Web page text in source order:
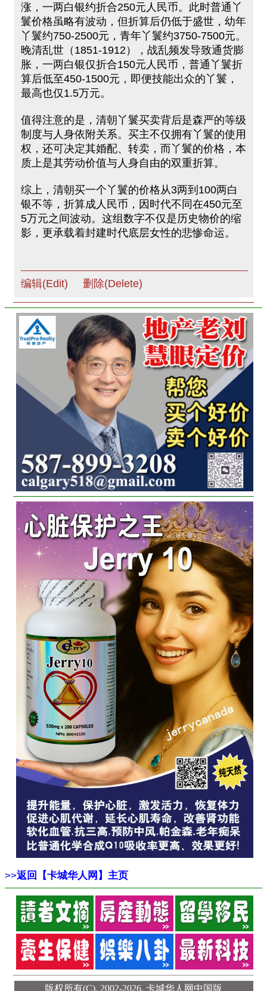
涨，一两白银约折合250元人民币。此时普通丫
鬟价格虽略有波动，但折算后仍低于盛世，幼年
丫鬟约750-2500元，青年丫鬟约3750-7500元。
晚清乱世（1851-1912），战乱频发导致通货膨
胀，一两白银仅折合150元人民币，普通丫鬟折
算后低至450-1500元，即便技能出众的丫鬟，
最高也仅1.5万元。
值得注意的是，清朝丫鬟买卖背后是森严的等级
制度与人身依附关系。买主不仅拥有丫鬟的使用
权，还可决定其婚配、转卖，而丫鬟的价格，本
质上是其劳动价值与人身自由的双重折算。
综上，清朝买一个丫鬟的价格从3两到100两白
银不等，折算成人民币，因时代不同在450元至
5万元之间波动。这组数字不仅是历史物价的缩
影，更承载着封建时代底层女性的悲惨命运。
编辑(Edit) 删除(Delete)
>>返回【卡城华人网】主页
版权所有(C), 2002-2026, 卡城华人网中国版